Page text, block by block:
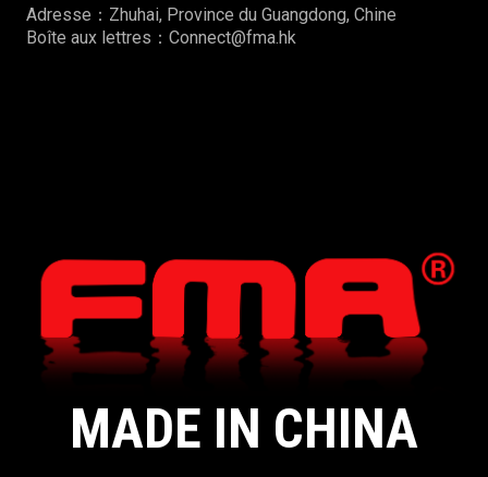
MADE IN CHINA
Adresse：Zhuhai, Province du Guangdong, Chine
Boîte aux lettres：Connect@fma.hk